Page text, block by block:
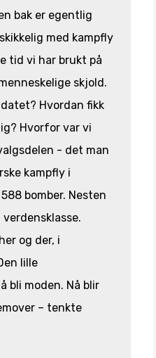
bak er egentlig
med kampfly
tid vi har brukt på
skjold.
Hvordan fikk
Hvorfor var vi
- det man
kampfly i
bomber. Nesten
og der, i
lille
bli moden. Nå blir
– tenkte